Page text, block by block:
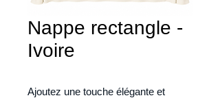
Nappe rectangle -
Ivoire
Ajoutez une touche élégante et